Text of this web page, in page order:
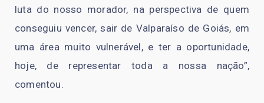
luta do nosso morador, na perspectiva de quem
conseguiu vencer, sair de Valparaíso de Goiás, em
uma área muito vulnerável, e ter a oportunidade,
hoje, de representar toda a nossa nação”,
comentou.